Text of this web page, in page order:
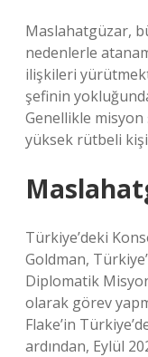
Maslahatgüzar,
nedenlerle
ilişkileri
şefinin
Genellikle
yüksek rütbeli
Türkiye’deki
Goldman,
Diplomatik
olarak görev
Flake’in
ardından, Eylül